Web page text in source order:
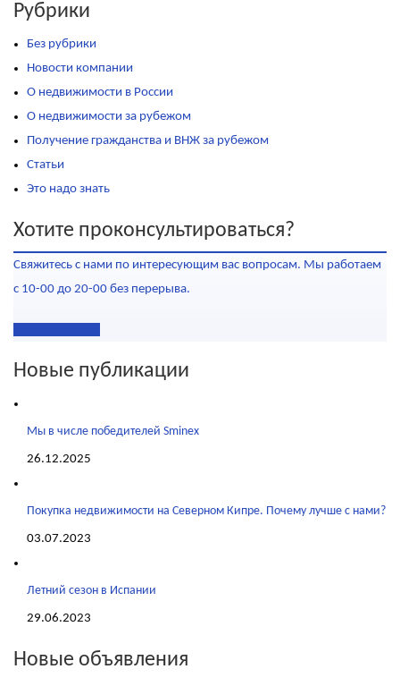
Рубрики
Без рубрики
Новости компании
О недвижимости в России
О недвижимости за рубежом
Получение гражданства и ВНЖ за рубежом
Статьи
Это надо знать
Хотите проконсультироваться?
Свяжитесь с нами по интересующим вас вопросам. Мы работаем
с 10-00 до 20-00 без перерыва.
Новые публикации
Мы в числе победителей Sminex
26.12.2025
Покупка недвижимости на Северном Кипре. Почему лучше с нами?
03.07.2023
Летний сезон в Испании
29.06.2023
Новые объявления